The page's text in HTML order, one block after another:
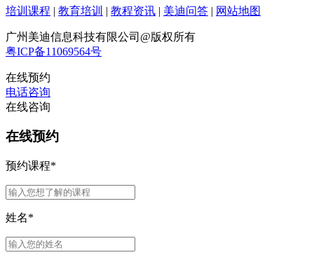
培训课程 | 教育培训 | 教程资讯 | 美迪问答 | 网站地图
广州美迪信息科技有限公司@版权所有
粤ICP备11069564号
在线预约
电话咨询
在线咨询
在线预约
预约课程*
姓名*